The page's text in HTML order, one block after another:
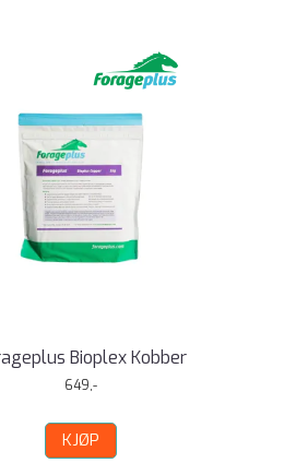
Bioplex Kobber
649,-
KJØP